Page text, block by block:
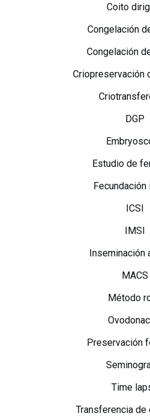
Coito
Congelación
Congelación
Criopreservación
DGP
Estudio de
Fecundación
ICSI
IMSI
Inseminación
MACS
Método
Preservación
Time
Transferencia de